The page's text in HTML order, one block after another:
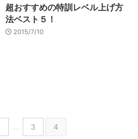
超おすすめの特訓レベル上げ方
法ベスト５！
2015/7/10
… 3 4